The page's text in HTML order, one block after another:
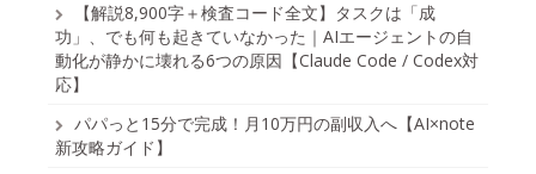
【解説8,900字＋検査コード全文】タスクは「成
功」、でも何も起きていなかった｜AIエージェントの自
動化が静かに壊れる6つの原因【Claude Code / Codex対
応】
パパっと15分で完成！月10万円の副収入へ【AI×note
新攻略ガイド】